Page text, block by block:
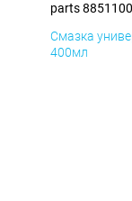
parts
Смазка
400мл